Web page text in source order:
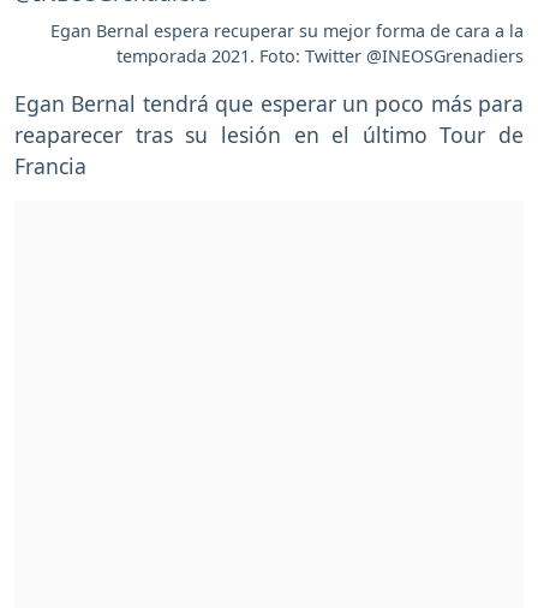
Egan Bernal espera recuperar su mejor forma de cara a la
temporada 2021. Foto: Twitter @INEOSGrenadiers
Egan Bernal tendrá que esperar un poco más para
reaparecer tras su lesión en el último Tour de
Francia